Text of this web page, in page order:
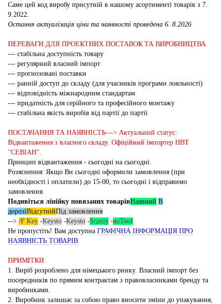
Саме цей код виробу присутній в нашому асортименті товарів з 7.
9.2022.
Остання актуалізація ціни та наявності проведена 6. 8.2026
ПЕРЕВАГИ ДЛЯ ПРОЕКТНИХ ПОСТАВОК ТА ВИРОБНИЦТВА
--- стабільна доступність товару
--- регулярний власний імпорт
--- прогнозовані поставки
--- ранній доступ до складу (для учасників програми лояльності)
--- відповідність міжнародним стандартам
--- придатність для серійного та професійного монтажу
--- стабільна якість виробів від партії до партії
ПОСТАЧАННЯ ТА НАЯВНІСТЬ---> Актуальний статус:
Відвантаження з власного складу. Офіційний імпортер НВТ
"СЕВІАН".
Принцип відвантаження - сьогодні на сьогодні.
Розяснення: Якщо Ви сьогодні оформили замовлення (при
необхідності і оплатили) до 15-00, то сьогодні і відправимо
замовлення.
Подивіться лінійку повязаних товарівНаявний В
дорозіВідсутнійПід замовлення
--> /F Key -Keysto -Keysto -Sturdy -noTool
Не пропустіть! Вам доступна ГРАФІЧНА ІНФОРМАЦІЯ ПРО
НАЯВНІСТЬ ТОВАРІВ
ПРИМІТКИ
1. Виріб розроблено для німецького ринку. Власний імпорт без
посередників по прямим контрактам з правовласниками бренду та
виробниками.
2. Виробник залишає за собою право вносити зміни до упакування,